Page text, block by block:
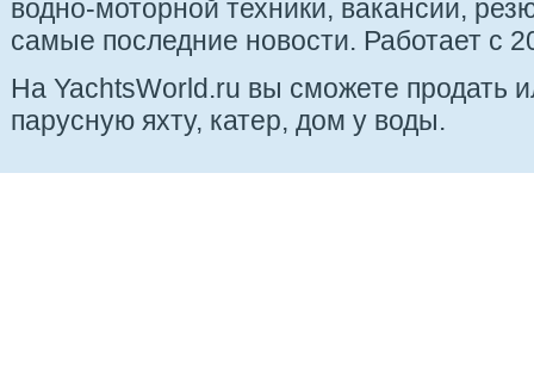
водно-моторной техники, вакансии,
самые последние новости. Работает с
На YachtsWorld.ru вы сможете продать
парусную яхту, катер, дом у воды.